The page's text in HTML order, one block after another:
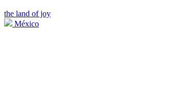
the land of joy
México